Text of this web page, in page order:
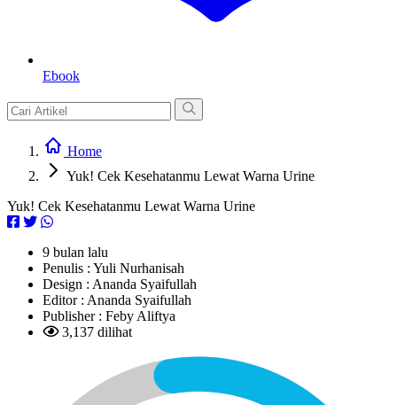
Ebook
Home
Yuk! Cek Kesehatanmu Lewat Warna Urine
Yuk! Cek Kesehatanmu Lewat Warna Urine
9 bulan lalu
Penulis : Yuli Nurhanisah
Design : Ananda Syaifullah
Editor : Ananda Syaifullah
Publisher : Feby Aliftya
3,137 dilihat